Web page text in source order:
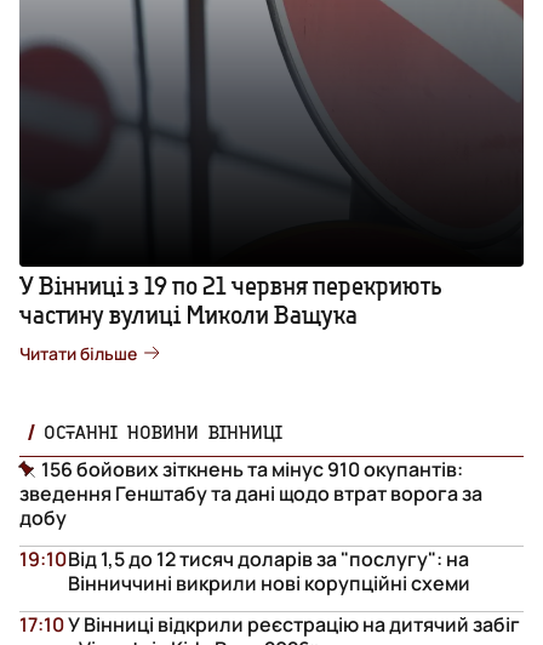
У Вінниці з 19 по 21 червня перекриють
частину вулиці Миколи Ващука
Читати більше
ОСТАННІ НОВИНИ ВІННИЦІ
156 бойових зіткнень та мінус 910 окупантів:
зведення Генштабу та дані щодо втрат ворога за
добу
Від 1,5 до 12 тисяч доларів за "послугу": на
Вінниччині викрили нові корупційні схеми
19:10
У Вінниці відкрили реєстрацію на дитячий забіг
17:10